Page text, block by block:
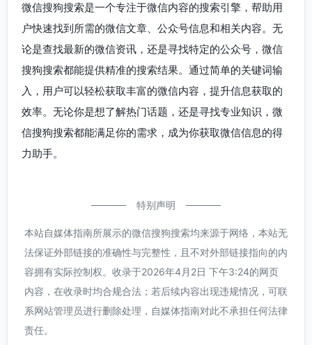
微信搜狗搜索是一个专注于微信内容的搜索引擎，帮助用
户快速找到所需的微信文章、公众号信息和相关内容。无
论是查找最新的微信资讯，还是寻找特定的公众号，微信
搜狗搜索都能提供精准的搜索结果。通过简单的关键词输
入，用户可以轻松获取丰富的微信内容，提升信息获取的
效率。无论你是想了解热门话题，还是寻找专业知识，微
信搜狗搜索都能满足你的需求，成为你获取微信信息的得
力助手。
特别声明
本站自媒体指南所展示的微信搜狗搜索均来源于网络，本站无
法保证外部链接的准确性与完整性，且不对外部链接指向的内
容拥有实际控制权。收录于2026年4月2日 下午3:24的网页
内容，在收录时均合规合法；若后续内容出现违规情况，可联
系网站管理员进行删除处理，自媒体指南对此不承担任何法律
责任。